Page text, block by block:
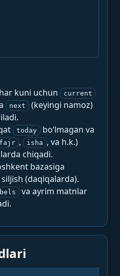
kuni uchun current
next
(keyingi namoz)
today
bo‘lmagan va
fajr , isha , va h.k.)
chiqadi.
bazasiga
(daqiqalarda).
va ayrim matnlar